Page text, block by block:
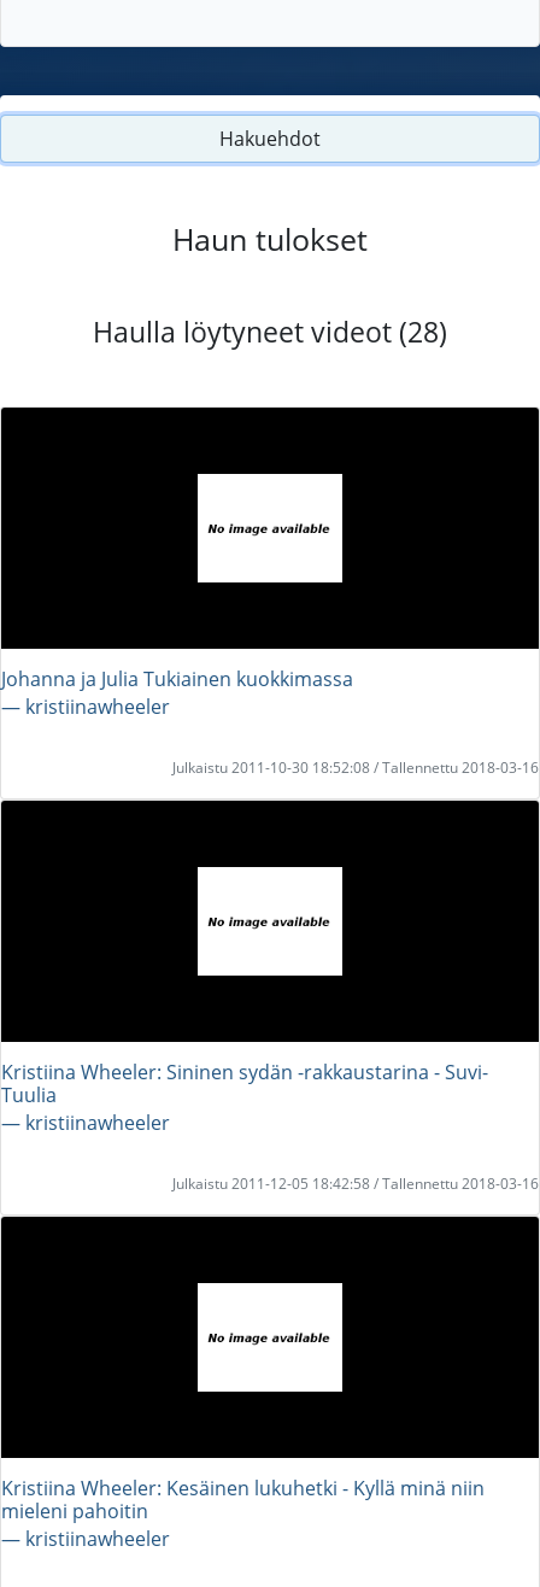
Hakuehdot
Haun tulokset
Haulla löytyneet videot (28)
Johanna ja Julia Tukiainen kuokkimassa
― kristiinawheeler
Julkaistu 2011-10-30 18:52:08 / Tallennettu 2018-03-16
Kristiina Wheeler: Sininen sydän -rakkaustarina - Suvi-
Tuulia
― kristiinawheeler
Julkaistu 2011-12-05 18:42:58 / Tallennettu 2018-03-16
Kristiina Wheeler: Kesäinen lukuhetki - Kyllä minä niin
mieleni pahoitin
― kristiinawheeler